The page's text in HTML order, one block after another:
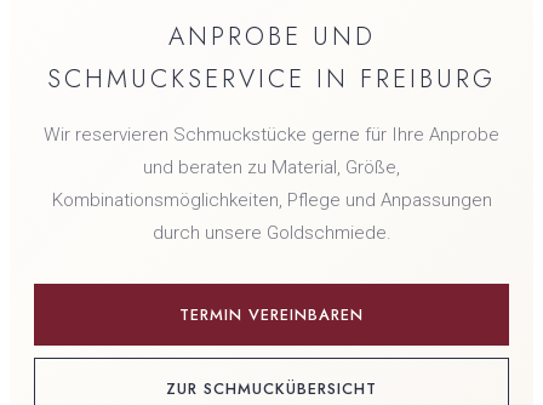
ANPROBE UND
SCHMUCKSERVICE IN FREIBURG
Wir reservieren Schmuckstücke gerne für Ihre Anprobe
und beraten zu Material, Größe,
Kombinationsmöglichkeiten, Pflege und Anpassungen
durch unsere Goldschmiede.
TERMIN VEREINBAREN
ZUR SCHMUCKÜBERSICHT